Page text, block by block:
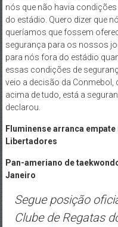
nós que não havia
do estádio. Quero dizer que
queríamos que fossem
segurança para os nossos
para nós fora do estádio
essas condições de
veio a decisão da Conmebol,
acima de tudo, está a
declarou.
Fluminense arranca
Libertadores
Pan-ameriano de
Janeiro
Segue posição
Clube de Regatas